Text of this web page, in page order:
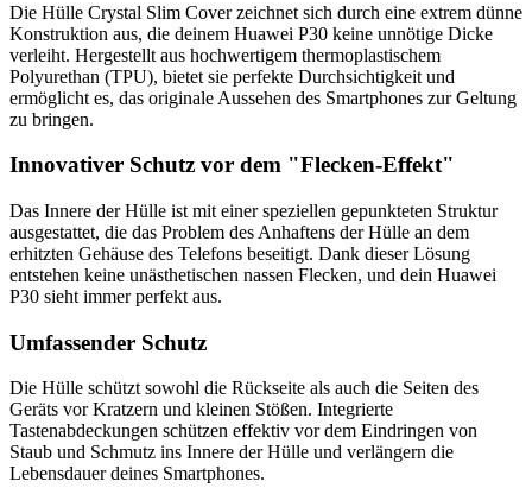
Die Hülle Crystal Slim Cover zeichnet sich durch eine extrem dünne
Konstruktion aus, die deinem Huawei P30 keine unnötige Dicke
verleiht. Hergestellt aus hochwertigem thermoplastischem
Polyurethan (TPU), bietet sie perfekte Durchsichtigkeit und
ermöglicht es, das originale Aussehen des Smartphones zur Geltung
zu bringen.
Innovativer Schutz vor dem "Flecken-Effekt"
Das Innere der Hülle ist mit einer speziellen gepunkteten Struktur
ausgestattet, die das Problem des Anhaftens der Hülle an dem
erhitzten Gehäuse des Telefons beseitigt. Dank dieser Lösung
entstehen keine unästhetischen nassen Flecken, und dein Huawei
P30 sieht immer perfekt aus.
Umfassender Schutz
Die Hülle schützt sowohl die Rückseite als auch die Seiten des
Geräts vor Kratzern und kleinen Stößen. Integrierte
Tastenabdeckungen schützen effektiv vor dem Eindringen von
Staub und Schmutz ins Innere der Hülle und verlängern die
Lebensdauer deines Smartphones.